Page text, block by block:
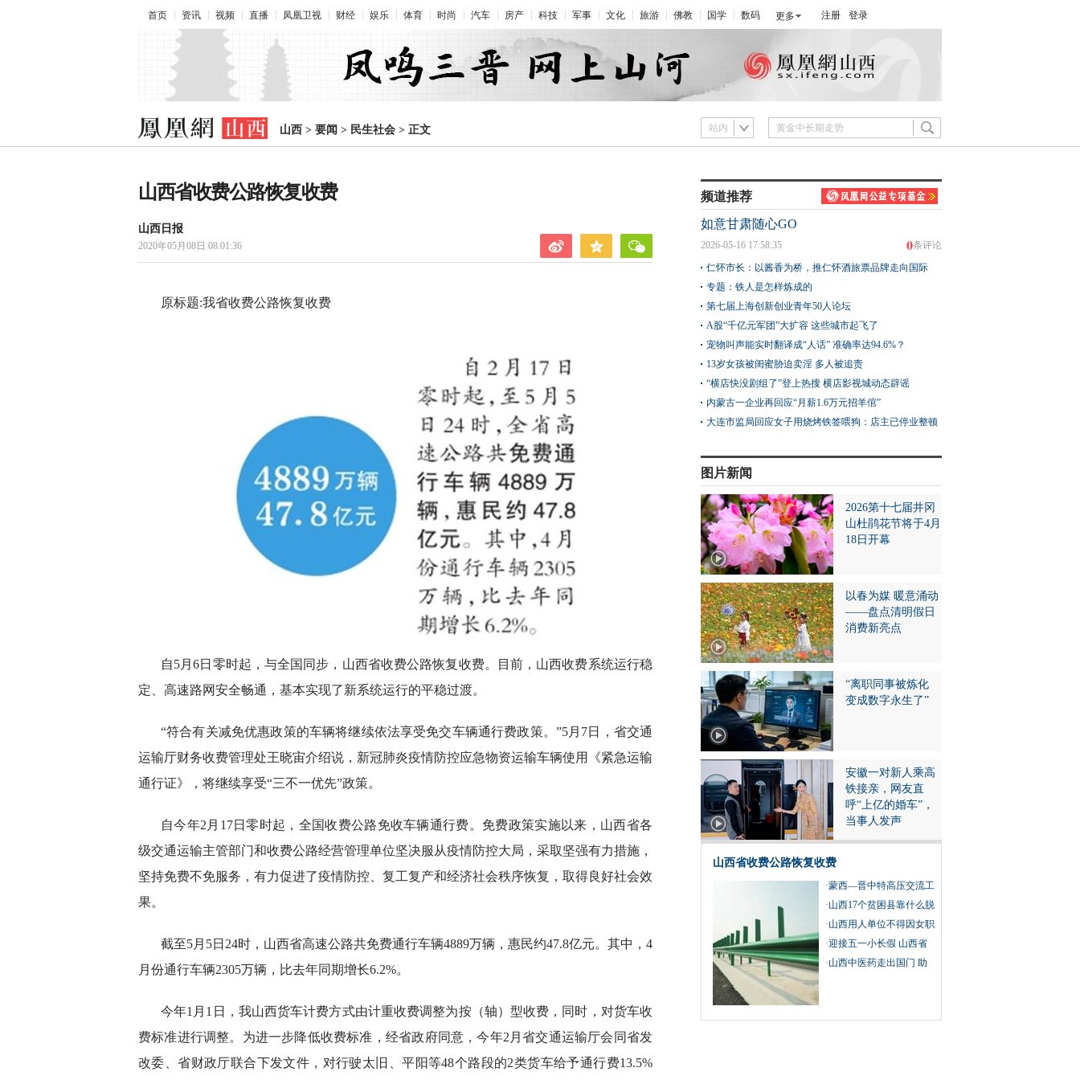
首页 资讯 视频 直播 凤凰卫视 财经 娱乐 体育 时尚 汽车 房产 科技 军事 文化 旅游 佛教 国学 数码 更多 注册 登录
山西 > 要闻 > 民生社会 > 正文 站内
山西省收费公路恢复收费
山西日报
2020年05月08日 08:01:36
原标题:我省收费公路恢复收费
自5月6日零时起，与全国同步，山西省收费公路恢复收费。目前，山西收费系统运行稳
定、高速路网安全畅通，基本实现了新系统运行的平稳过渡。
“符合有关减免优惠政策的车辆将继续依法享受免交车辆通行费政策。”5月7日，省交通
运输厅财务收费管理处王晓宙介绍说，新冠肺炎疫情防控应急物资运输车辆使用《紧急运输
通行证》，将继续享受“三不一优先”政策。
自今年2月17日零时起，全国收费公路免收车辆通行费。免费政策实施以来，山西省各
级交通运输主管部门和收费公路经营管理单位坚决服从疫情防控大局，采取坚强有力措施，
坚持免费不免服务，有力促进了疫情防控、复工复产和经济社会秩序恢复，取得良好社会效
果。
截至5月5日24时，山西省高速公路共免费通行车辆4889万辆，惠民约47.8亿元。其中，4
月份通行车辆2305万辆，比去年同期增长6.2%。
今年1月1日，我山西货车计费方式由计重收费调整为按（轴）型收费，同时，对货车收
费标准进行调整。为进一步降低收费标准，经省政府同意，今年2月省交通运输厅会同省发
改委、省财政厅联合下发文件，对行驶太旧、平阳等48个路段的2类货车给予通行费13.5%
频道推荐
如意甘肃随心GO
0条评论
2026-05-16 17:58:35
仁怀市长：以酱香为桥，推仁怀酒旅票品牌走向国际
专题：铁人是怎样炼成的
第七届上海创新创业青年50人论坛
A股“千亿元军团”大扩容 这些城市起飞了
宠物叫声能实时翻译成“人话” 准确率达94.6%？
13岁女孩被闺蜜胁迫卖淫 多人被追责
“横店快没剧组了”登上热搜 横店影视城动态辟谣
内蒙古一企业再回应“月薪1.6万元招羊倌”
大连市监局回应女子用烧烤铁签喂狗：店主已停业整顿
图片新闻
2026第十七届井冈
山杜鹃花节将于4月
18日开幕
以春为媒 暖意涌动
——盘点清明假日
消费新亮点
“离职同事被炼化
变成数字永生了”
安徽一对新人乘高
铁接亲，网友直
呼“上亿的婚车”，
当事人发声
山西省收费公路恢复收费
·蒙西—晋中特高压交流工
程线路工程跨越黄河
·山西17个贫困县靠什么脱
贫摘帽？
·山西用人单位不得因女职
工怀孕、生育、哺乳而予
以辞退
·迎接五一小长假 山西省
组织开展系列文化旅游活
·山西中医药走出国门 助